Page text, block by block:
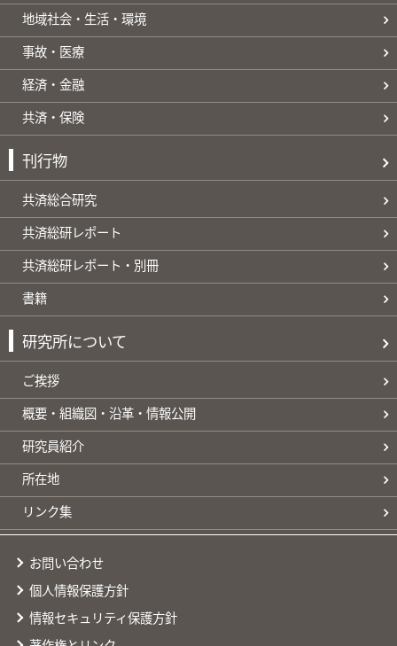
地域社会・生活・環境
事故・医療
経済・金融
共済・保険
刊行物
共済総合研究
共済総研レポート
共済総研レポート・別冊
書籍
研究所について
ご挨拶
概要・組織図・沿革・情報公開
研究員紹介
所在地
リンク集
お問い合わせ
個人情報保護方針
情報セキュリティ保護方針